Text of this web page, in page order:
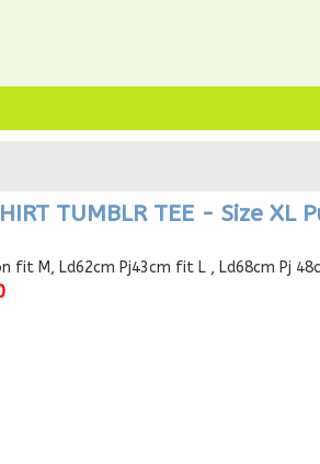
TUMBLR TEE - Size XL
fit M, Ld62cm Pj43cm fit L , Ld68cm Pj